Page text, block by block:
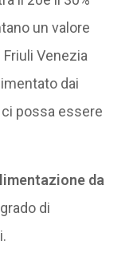
un valore
Venezia
dai
possa essere
da
di